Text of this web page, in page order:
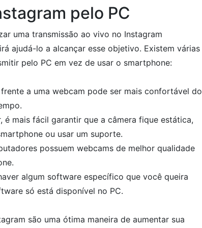
pelo PC
uma transmissão ao vivo no Instagram
ajudá-lo a alcançar esse objetivo. Existem várias
pelo PC em vez de usar o smartphone:
a uma webcam pode ser mais confortável do
é mais fácil garantir que a câmera fique estática,
ou usar um suporte.
possuem webcams de melhor qualidade
algum software específico que você queira
só está disponível no PC.
são uma ótima maneira de aumentar sua